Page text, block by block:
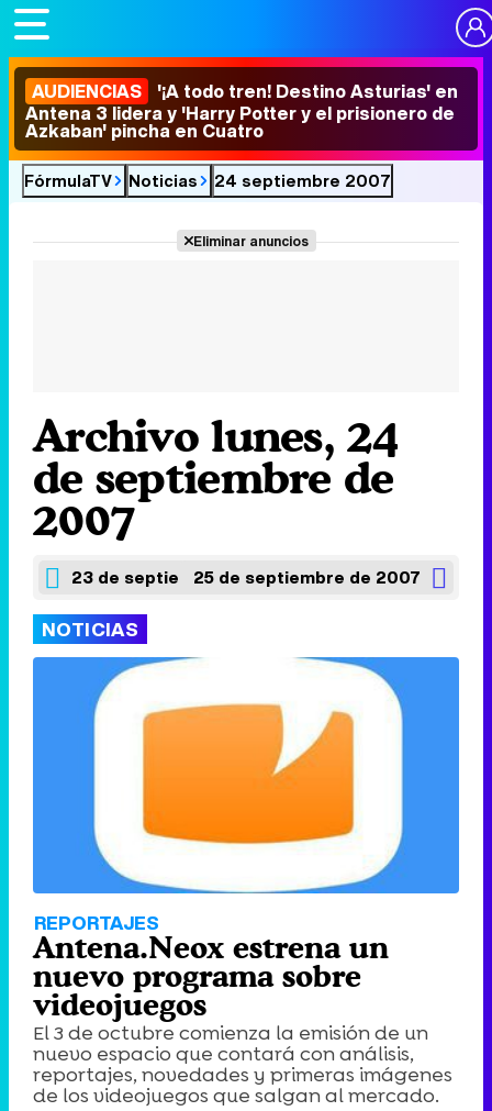
AUDIENCIAS '¡A todo tren! Destino Asturias' en
Antena 3 lidera y 'Harry Potter y el prisionero de
Azkaban' pincha en Cuatro
FórmulaTV Noticias 24 septiembre 2007
Eliminar anuncios
Archivo lunes, 24
de septiembre de
2007
23 de septiembre de 200725 de septiembre de 2007
NOTICIAS
REPORTAJES
Antena.Neox estrena un
nuevo programa sobre
videojuegos
El 3 de octubre comienza la emisión de un
nuevo espacio que contará con análisis,
reportajes, novedades y primeras imágenes
de los videojuegos que salgan al mercado.